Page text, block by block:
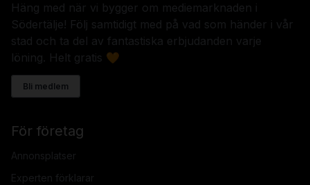
Häng med när vi bygger om mediemarknaden i
Södertälje! Följ samtidigt med på vad som händer i vår
stad och ta del av fantastiska erbjudanden varje
löning. Helt gratis 🧡
Bli medlem
För företag
Annonsplatser
Experten förklarar